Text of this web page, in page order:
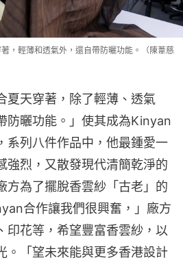
，輕薄和透氣外，還自帶防曬功能。（陳葦慈
夏天穿著，除了輕薄、透氣
防曬功能。」使其成為Kinyan
系列八件作品中，他最鍾愛一
強烈，又散發現代清簡乾淨的
方為了擺脫香雲紗「古老」的
合作讓我們很興奮，」廠方
印花等，希望豐富香雲紗，以
。「望未來能與更多香港設計